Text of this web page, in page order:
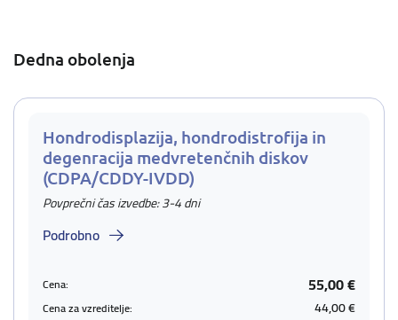
Dedna obolenja
Hondrodisplazija, hondrodistrofija in
degenracija medvretenčnih diskov
(CDPA/CDDY-IVDD)
Povprečni čas izvedbe: 3-4 dni
Podrobno
Cena: 55,00 €
Cena za vzreditelje: 44,00 €